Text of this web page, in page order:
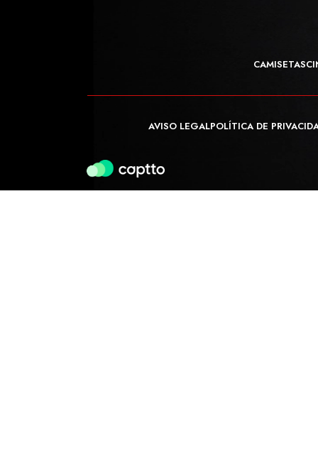
CAMISETAS
AVISO LEGALPOLÍTICA DE